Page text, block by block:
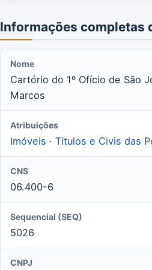
Informações completas
Nome
Cartório do 1º Ofício de São
Marcos
Atribuições
Imóveis · Títulos e Civis das
CNS
06.400-6
Sequencial (SEQ)
5026
CNPJ